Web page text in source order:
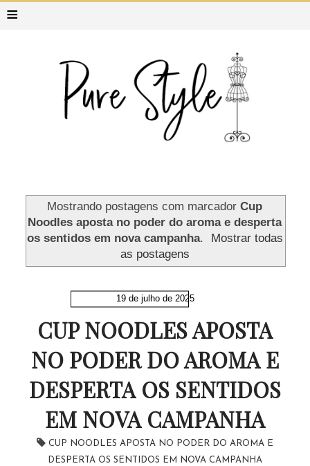
≡
Mostrando postagens com marcadorCup
Noodles aposta no poder do aroma e desperta
os sentidos em nova campanha.
Mostrar todas
as postagens
19 de julho de 2025
CUP NOODLES APOSTA
NO PODER DO AROMA E
DESPERTA OS SENTIDOS
EM NOVA CAMPANHA
CUP NOODLES APOSTA NO PODER DO AROMA E
DESPERTA OS SENTIDOS EM NOVA CAMPANHA